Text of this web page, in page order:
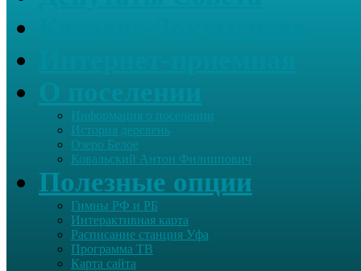
Информация о поселении
История деревень
Озеро Белое
Ковальский Антон Филиппович
Полезные опции
Гимны РФ и РБ
Интерактивная карта
Расписание станция Уфа
Программа ТВ
Карта сайта